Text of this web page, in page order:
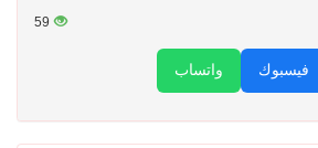
59
واتساب فيسبوك